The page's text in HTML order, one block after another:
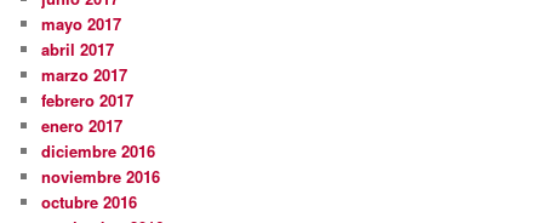
mayo 2017
abril 2017
marzo 2017
febrero 2017
enero 2017
diciembre 2016
noviembre 2016
octubre 2016